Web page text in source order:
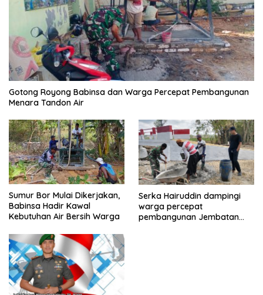
Gotong Royong Babinsa dan Warga Percepat Pembangunan
Menara Tandon Air
Sumur Bor Mulai Dikerjakan,
Babinsa Hadir Kawal
Kebutuhan Air Bersih Warga
Serka Hairuddin dampingi
warga percepat
pembangunan Jembatan